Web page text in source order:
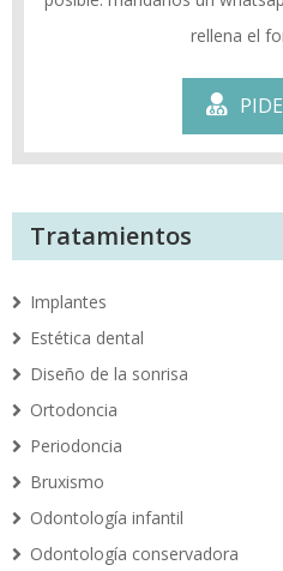
rellena el
Tratamientos
Implantes
Estética dental
Diseño de la sonrisa
Ortodoncia
Periodoncia
Bruxismo
Odontología infantil
Odontología conservadora